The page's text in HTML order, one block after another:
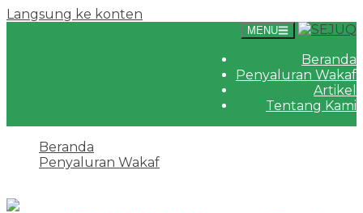
Langsung ke konten
MENU
Beranda
Penyaluran Wakaf
Artikel
Tentang Kami
Beranda
Penyaluran Wakaf